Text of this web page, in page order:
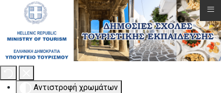
Εργαλειοθήκη Προσβασιμότητας
Αντιστροφή χρωμάτων
≡